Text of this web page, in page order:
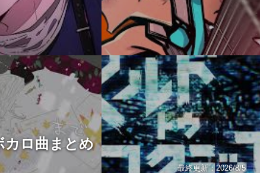
カロ曲まとめ
最終更新： 2026/8/5